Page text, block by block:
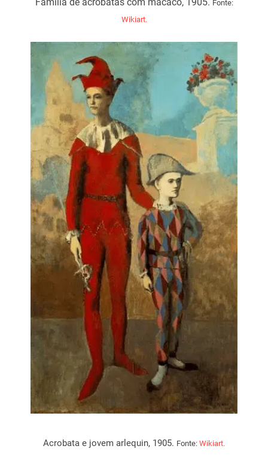
Fonte:
Wikiart.
Acrobata e jovem arlequin, 1905. Fonte: Wikiart.